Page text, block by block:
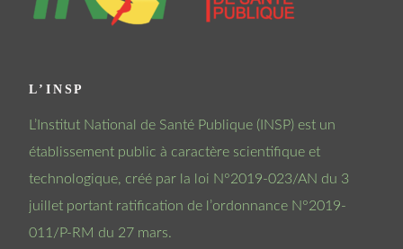
L’INSP
L’Institut National de Santé Publique (INSP) est un
établissement public à caractère scientifique et
technologique, créé par la loi N°2019-023/AN du 3
juillet portant ratification de l’ordonnance N°2019-
011/P-RM du 27 mars.